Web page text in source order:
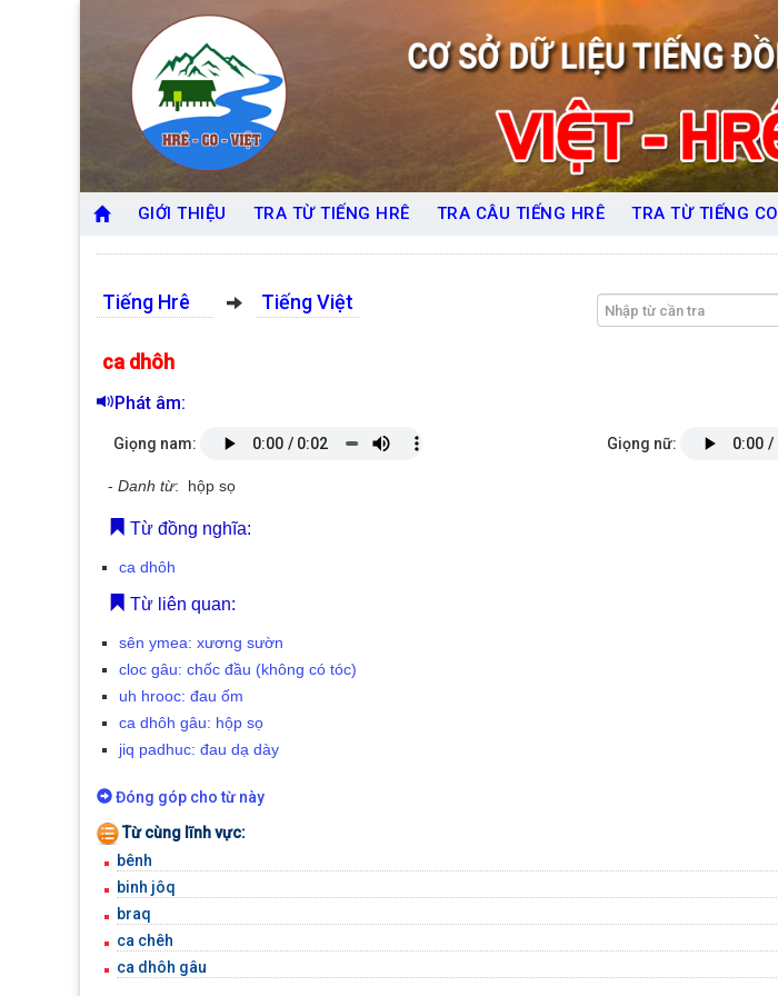
GIỚI THIỆU TRA TỪ TIẾNG HRÊ TRA CÂU TIẾNG HRÊ TRA TỪ TIẾNG CO
Tiếng Hrê Tiếng Việt
ca dhôh
Phát âm:
Giọng nam: Giọng nữ:
- Danh từ: hộp sọ
Từ đồng nghĩa:
ca dhôh
Từ liên quan:
sên ymea: xương sườn
cloc gâu: chốc đầu (không có tóc)
uh hrooc: đau ốm
ca dhôh gâu: hộp sọ
jiq padhuc: đau dạ dày
Đóng góp cho từ này
Từ cùng lĩnh vực:
bênh
binh jôq
braq
ca chêh
ca dhôh gâu